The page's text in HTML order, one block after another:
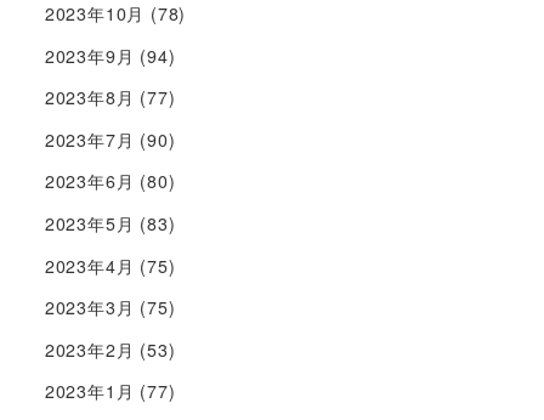
2023年10月 (78)
2023年9月 (94)
2023年8月 (77)
2023年7月 (90)
2023年6月 (80)
2023年5月 (83)
2023年4月 (75)
2023年3月 (75)
2023年2月 (53)
2023年1月 (77)